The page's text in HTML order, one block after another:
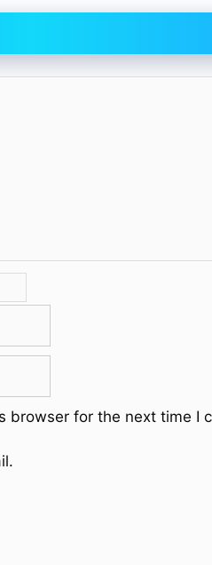
browser for the next time I